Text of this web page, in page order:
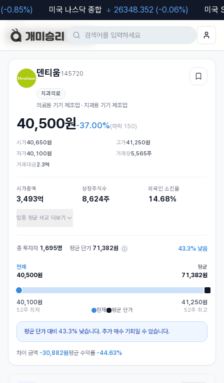
모바일 웹도 이용 가능합니다. 차트·알림 등 더 편한 기능은앱에서 이용해
보세요.
Google Play App Store
%) 미국 나스닥 종합 26348.352(-0.06%) 미국
덴티움145720
관심
치과의료
의료용 기기 제조업 · 치과용 기기 제조업
40,500원-37.00%(하락 150)
시가40,650원 고가41,250원
저가40,100원 거래량5,565주
거래대금2.3억
시가총액
3,493억
상장주식수
8,624주
외국인 소진율
14.68%
업종 평균 비교 더보기
총 투자자 1,695명 · 평균 단가 71,382원 ⓘ 43.3% 낮음
현재
40,500원
평균
71,382원
40,100원
52주 최저 현재 평균 단가
41,250원
52주 최고
평균 단가 대비 43.3% 낮습니다. 추가 매수 기회일 수 있습니다.
차이 금액 -30,882원평균 수익률 -44.63%